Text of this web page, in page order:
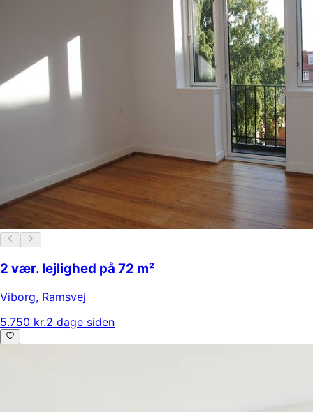
2 vær. lejlighed på 72 m²
Viborg, Ramsvej
5.750 kr.2 dage siden